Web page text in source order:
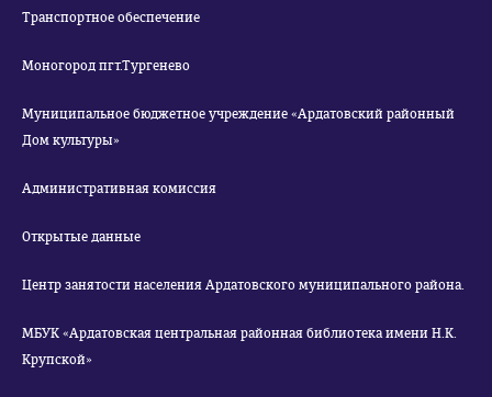
Транспортное обеспечение
Моногород пгт.Тургенево
Муниципальное бюджетное учреждение «Ардатовский районный
Дом культуры»
Административная комиссия
Открытые данные
Центр занятости населения Ардатовского муниципального района.
МБУК «Ардатовская центральная районная библиотека имени Н.К.
Крупской»